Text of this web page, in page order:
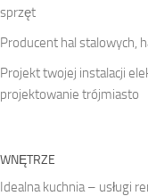
sprzęt
Producent hal stalowych,
Projekt twojej instalacji
projektowanie trójmiasto
WNĘTRZE
Idealna kuchnia – usługi